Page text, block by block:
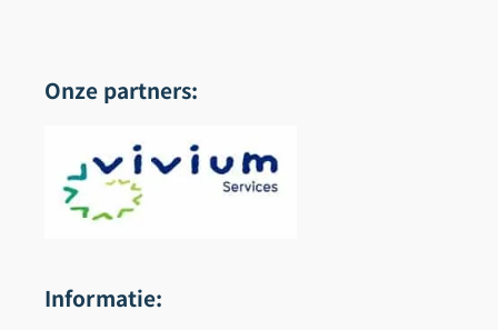
Onze partners:
Informatie: